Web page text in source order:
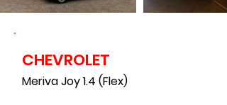
CHEVROLET
22000
Meriva Joy 1.4 (Flex)